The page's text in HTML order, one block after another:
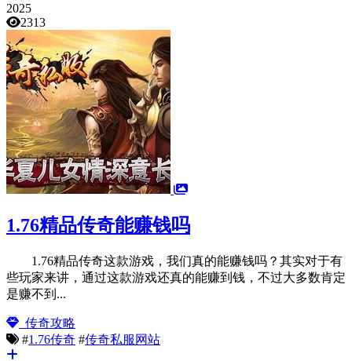
2025
2313
1.76精品传奇能赚钱吗
1.76精品传奇这款游戏，我们真的能赚钱吗？其实对于有
些玩家来讲，通过这款游戏还真的能赚到钱，不过大多数肯定
是赚不到...
传奇攻略
#1.76传奇 #传奇私服网站